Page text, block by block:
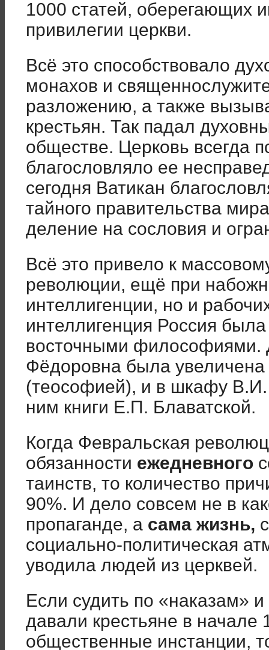
1000 статей, оберегающих
привилегии церкви.
Всё это способствовало
монахов и
разложению, а также
крестьян. Так падал
обществе. Церковь всегда
благословляло ее
сегодня Ватикан
тайного правительства
деление на сословия и
Всё это привело к
революции, ещё при
интеллигенции, но и
интеллигенция Россия
восточными философиями.
Фёдоровна была
(теософией), и в шкафу
ним книги Е.П. Блаватской.
Когда Февральская
обязанности ежедневного
таинств, то количество
90%. И дело совсем не в
пропаганде, а сама жизнь,
социально-политическая
уводила людей из церквей.
Если судить по «наказам»
давали крестьяне в начале
общественные инстанции,